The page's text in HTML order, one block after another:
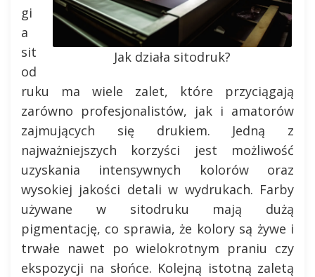
Jak działa sitodruk?
gi
a
sit
od
ruku ma wiele zalet, które przyciągają
zarówno profesjonalistów, jak i amatorów
zajmujących się drukiem. Jedną z
najważniejszych korzyści jest możliwość
uzyskania intensywnych kolorów oraz
wysokiej jakości detali w wydrukach. Farby
używane w sitodruku mają dużą
pigmentację, co sprawia, że kolory są żywe i
trwałe nawet po wielokrotnym praniu czy
ekspozycji na słońce. Kolejną istotną zaletą